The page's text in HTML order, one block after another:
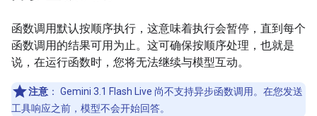
函数调用默认按顺序执行，这意味着执行会暂停，直到每个
函数调用的结果可用为止。这可确保按顺序处理，也就是
说，在运行函数时，您将无法继续与模型互动。
注意 ： Gemini 3.1 Flash Live 尚不支持异步函数调用。在您发送
工具响应之前，模型不会开始回答。